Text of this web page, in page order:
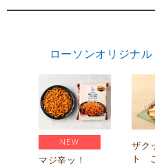
ローソンオリジナ
NEW
マジ辛ッ！
ザク
ト